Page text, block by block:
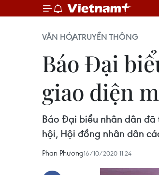
VĂN HÓATRUYỀN THÔNG
Báo Đại
giao diện
Báo Đại biểu nhân dân
hội, Hội đồng nhân dân
Phan Phương16/10/2020 11:24